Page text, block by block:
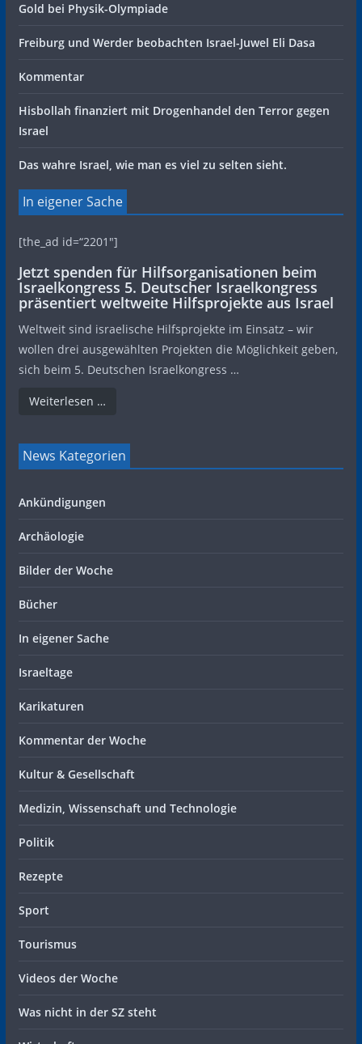
Gold bei Physik-Olympiade
Freiburg und Werder beobachten Israel-Juwel Eli Dasa
Kommentar
Hisbollah finanziert mit Drogenhandel den Terror gegen
Israel
Das wahre Israel, wie man es viel zu selten sieht.
In eigener Sache
[the_ad id=“2201″]
Jetzt spenden für Hilfsorganisationen beim
Israelkongress 5. Deutscher Israelkongress
präsentiert weltweite Hilfsprojekte aus Israel
Weltweit sind israelische Hilfsprojekte im Einsatz – wir
wollen drei ausgewählten Projekten die Möglichkeit geben,
sich beim 5. Deutschen Israelkongress …
Weiterlesen …
News Kategorien
Ankündigungen
Archäologie
Bilder der Woche
Bücher
In eigener Sache
Israeltage
Karikaturen
Kommentar der Woche
Kultur & Gesellschaft
Medizin, Wissenschaft und Technologie
Politik
Rezepte
Sport
Tourismus
Videos der Woche
Was nicht in der SZ steht